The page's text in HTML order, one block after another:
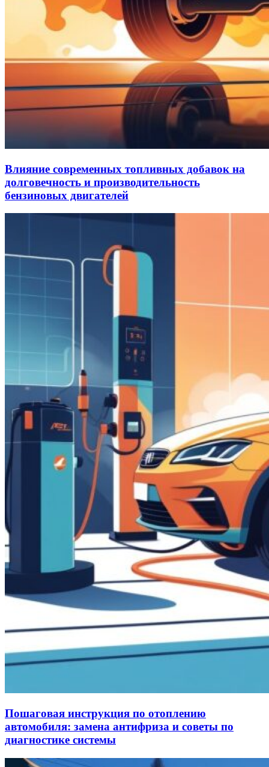
Влияние современных топливных добавок на
долговечность и производительность
бензиновых двигателей
Пошаговая инструкция по отоплению
автомобиля: замена антифриза и советы по
диагностике системы